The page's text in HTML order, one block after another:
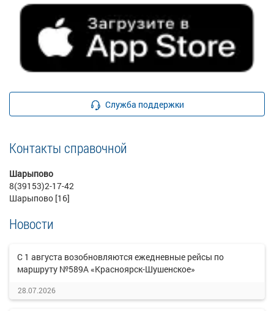
Служба поддержки
Контакты справочной
Шарыпово
8(39153)2-17-42
Шарыпово [16]
Новости
С 1 августа возобновляются ежедневные рейсы по
маршруту №589А «Красноярск-Шушенское»
28.07.2026